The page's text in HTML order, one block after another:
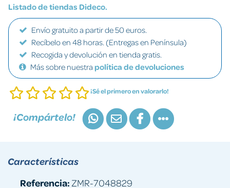
Listado de tiendas Dideco.
Envío gratuito a partir de 50 euros.
Recíbelo en 48 horas. (Entregas en Península)
Recogida y devolución en tienda gratis.
Más sobre nuestra política de devoluciones
¡Sé el primero en valorarlo!
¡Compártelo!
Características
Referencia: ZMR-7048829